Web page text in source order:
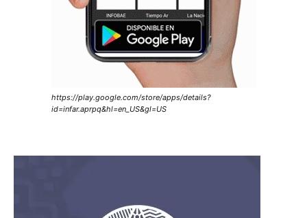
https://play.google.com/store/apps/details?
id=infar.aprpq&hl=en_US&gl=US